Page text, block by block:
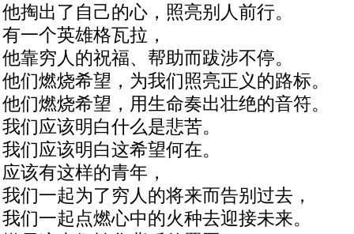
他掏出了自己的心，照亮别人前行。
有一个英雄格瓦拉，
他靠穷人的祝福、帮助而跋涉不停。
他们燃烧希望，为我们照亮正义的路标。
他们燃烧希望，用生命奏出壮绝的音符。
我们应该明白什么是悲苦。
我们应该明白这希望何在。
应该有这样的青年，
我们一起为了穷人的将来而告别过去，
我们一起点燃心中的火种去迎接未来。